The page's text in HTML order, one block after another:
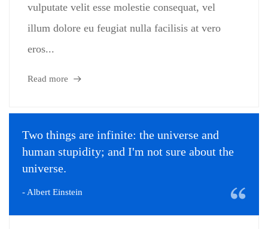
vulputate velit esse molestie consequat, vel
illum dolore eu feugiat nulla facilisis at vero
eros...
Read more
Two things are infinite: the universe and
human stupidity; and I'm not sure about the
universe.
- Albert Einstein